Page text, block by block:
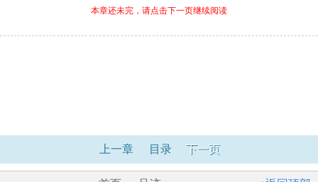
本章还未完，请点击下一页继续阅读
上一章 目录 下一页